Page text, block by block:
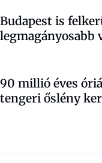
Budapest is
legmagányosabb
90 millió éves
tengeri őslény